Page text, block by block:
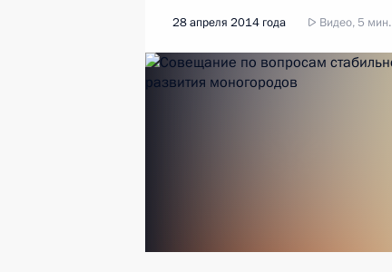
28 апреля 2014 года Видео, 5 мин.